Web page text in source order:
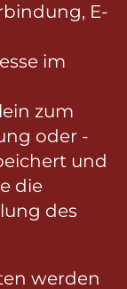
E-
im
zum
oder -
und
die
des
werden